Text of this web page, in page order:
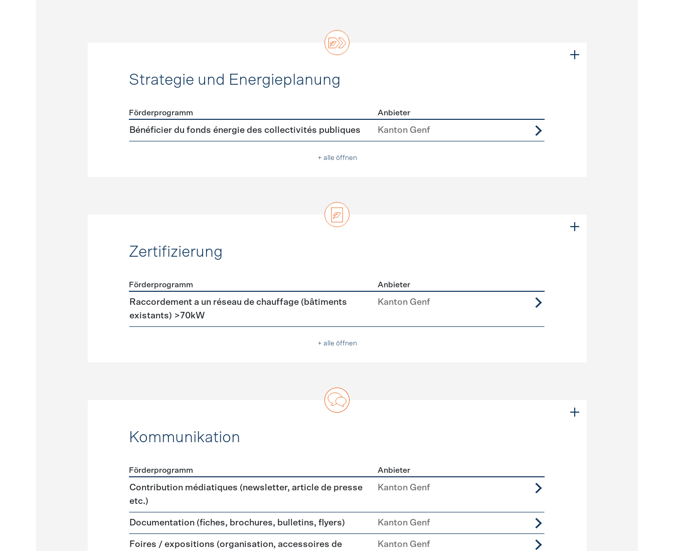
Strategie und Energieplanung
Förderprogramme Strategie und Energieplanung
Förderprogramm Anbieter
Bénéficier du fonds énergie des collectivités publiques Kanton Genf
+ alle öffnen
Zertifizierung
Förderprogramme Zertifizierung
Förderprogramm Anbieter
Raccordement a un réseau de chauffage (bâtiments
existants) >70kW
Kanton Genf
+ alle öffnen
Kommunikation
Förderprogramme Kommunikation
Förderprogramm Anbieter
Contribution médiatiques (newsletter, article de presse
etc.)
Kanton Genf
Documentation (fiches, brochures, bulletins, flyers) Kanton Genf
Foires / expositions (organisation, accessoires de
Kanton Genf